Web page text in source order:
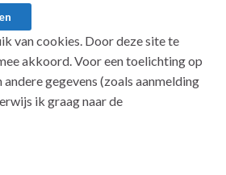
van cookies. Door deze site te
akkoord. Voor een toelichting op
gegevens (zoals aanmelding
ik graag naar de